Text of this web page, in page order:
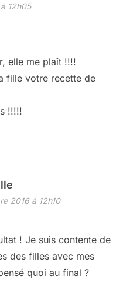
12h05
elle me plaît !!!!
fille votre recette de
!!!!!
2016 à 12h10
! Je suis contente de
des filles avec mes
quoi au final ?